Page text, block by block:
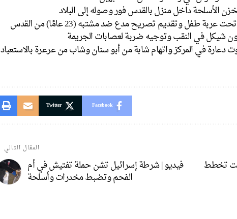
الأسلحة داخل منزل بالقدس فور وصوله إلى البلاد
طفل وتقديم تصريح مدع ضد مشتبه (23 عامًا) من القدس
شيكل في النقب وتوجيه ضربة لعصابات الجريمة
دعارة في المركز واتهام شابة من أبو سنان وشاب من عرعرة بالاستعباد
Facebook
Twitter
تخطط
المقال التالي
فيديو | شرطة إسرائيل تشن حملة تفتيش في أم
الفحم وتضبط مخدرات وأسلحة